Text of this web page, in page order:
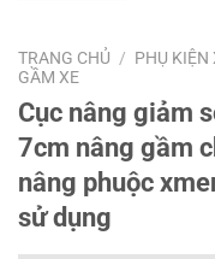
TRANG CHỦ / PHỤ KIỆN
GẦM XE
Cục nâng giảm
7cm nâng gầm
nâng phuộc
sử dụng